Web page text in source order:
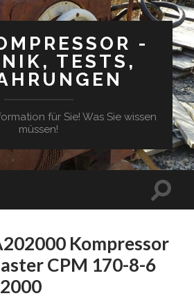
-
TESTS,
für Sie! Was Sie wissen
müssen!
Kompressor
CPM 170-8-6